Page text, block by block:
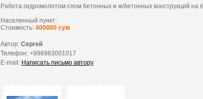
Работа гидромолотом слом бетонных и ж/бетонных конструкций на
Населенный пункт:
Стоимость: 400000 сум
Автор: Сергей
Телефон: +998983001017
E-mail: Написать письмо автору